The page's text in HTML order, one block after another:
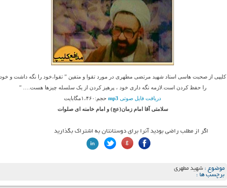
کلیپی از صحبت هاسی استاد شهید مرتضی مطهری در مورد تقوا و متفین ” تقوا،خود را نگه داشت و خود
را حفظ کردن است.لازمه نگه داری خود ، پرهیز کردن از یک سلسله چیزها هست…. ”
دریافت فایل صوتی mp3 حجم:۱،۴۶۰مگابایت
سلامتی آقا امام زمان(عج) و امام خامنه ای صلوات
اگر از مطلب راضی بودید آنرا برای دوستانتان به اشتراک بگذارید
موضوع : شهید مطهری
برچسب ها :